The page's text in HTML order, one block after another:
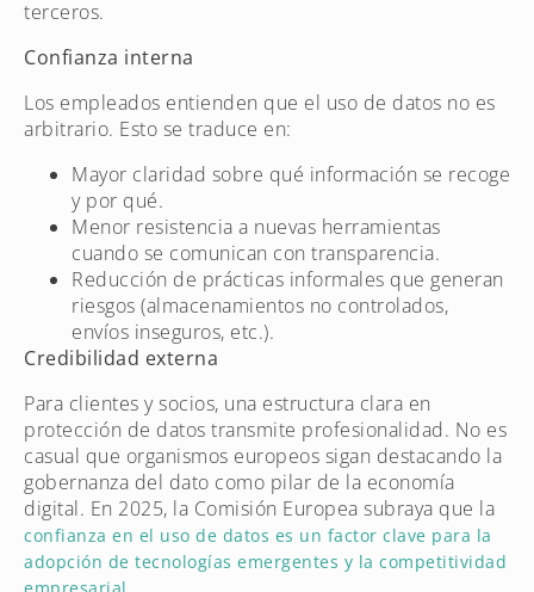
terceros.
Confianza interna
Los empleados entienden que el uso de datos no es
arbitrario. Esto se traduce en:
Mayor claridad sobre qué información se recoge
y por qué.
Menor resistencia a nuevas herramientas
cuando se comunican con transparencia.
Reducción de prácticas informales que generan
riesgos (almacenamientos no controlados,
envíos inseguros, etc.).
Credibilidad externa
Para clientes y socios, una estructura clara en
protección de datos transmite profesionalidad. No es
casual que organismos europeos sigan destacando la
gobernanza del dato como pilar de la economía
digital. En 2025, la Comisión Europea subraya que la
confianza en el uso de datos es un factor clave para la
adopción de tecnologías emergentes y la competitividad
empresarial